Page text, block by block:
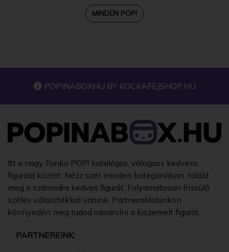
MINDEN POP!
POPINABOXHU BY KOCKAFEJSHOP.HU
Itt a nagy Funko POP! katalógus, válogass kedvenc
figuráid között. Nézz szét minden kategóriában, találd
meg a számodra kedves figurát. Folyamatosan frissülő
széles választékkal várunk. Partneroldalunkon
könnyedén meg tudod vásárolni a kiszemelt figurát.
PARTNEREINK: